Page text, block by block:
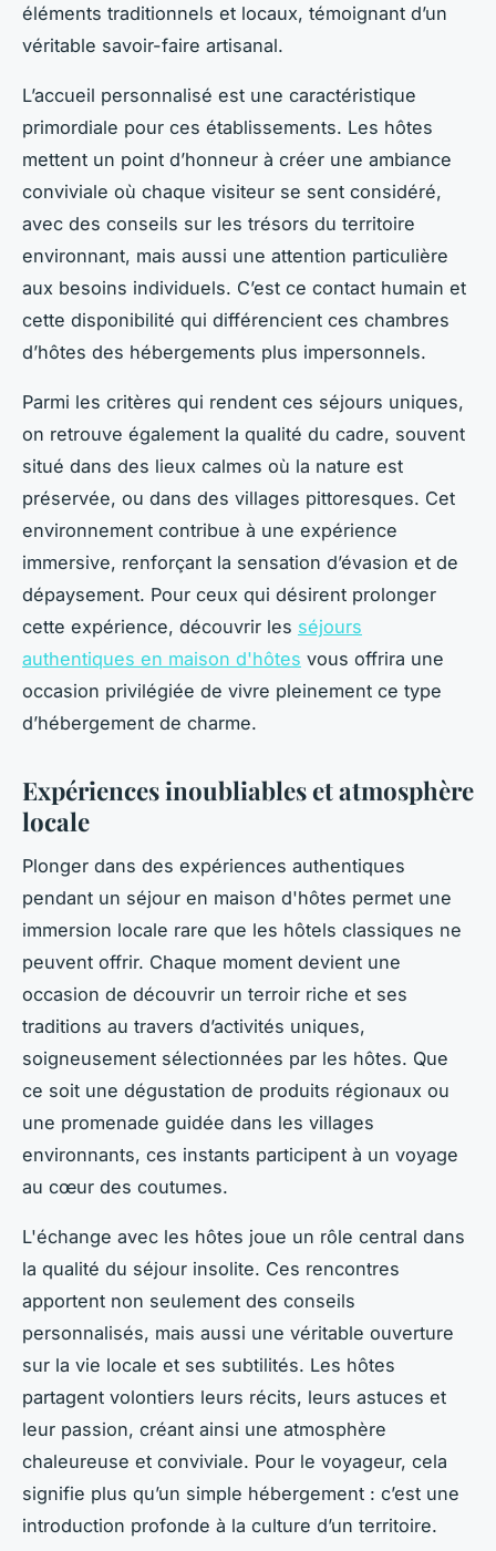
éléments traditionnels et locaux, témoignant d’un
véritable savoir-faire artisanal.
L’accueil personnalisé est une caractéristique
primordiale pour ces établissements. Les hôtes
mettent un point d’honneur à créer une ambiance
conviviale où chaque visiteur se sent considéré,
avec des conseils sur les trésors du territoire
environnant, mais aussi une attention particulière
aux besoins individuels. C’est ce contact humain et
cette disponibilité qui différencient ces chambres
d’hôtes des hébergements plus impersonnels.
Parmi les critères qui rendent ces séjours uniques,
on retrouve également la qualité du cadre, souvent
situé dans des lieux calmes où la nature est
préservée, ou dans des villages pittoresques. Cet
environnement contribue à une expérience
immersive, renforçant la sensation d’évasion et de
dépaysement. Pour ceux qui désirent prolonger
cette expérience, découvrir les séjours
authentiques en maison d'hôtes vous offrira une
occasion privilégiée de vivre pleinement ce type
d’hébergement de charme.
Expériences inoubliables et atmosphère
locale
Plonger dans des expériences authentiques
pendant un séjour en maison d'hôtes permet une
immersion locale rare que les hôtels classiques ne
peuvent offrir. Chaque moment devient une
occasion de découvrir un terroir riche et ses
traditions au travers d’activités uniques,
soigneusement sélectionnées par les hôtes. Que
ce soit une dégustation de produits régionaux ou
une promenade guidée dans les villages
environnants, ces instants participent à un voyage
au cœur des coutumes.
L'échange avec les hôtes joue un rôle central dans
la qualité du séjour insolite. Ces rencontres
apportent non seulement des conseils
personnalisés, mais aussi une véritable ouverture
sur la vie locale et ses subtilités. Les hôtes
partagent volontiers leurs récits, leurs astuces et
leur passion, créant ainsi une atmosphère
chaleureuse et conviviale. Pour le voyageur, cela
signifie plus qu’un simple hébergement : c’est une
introduction profonde à la culture d’un territoire.